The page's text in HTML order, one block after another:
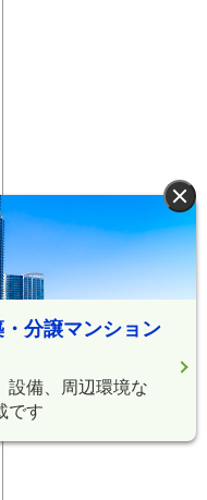
×
分譲マンション
設備、周辺環境な
です